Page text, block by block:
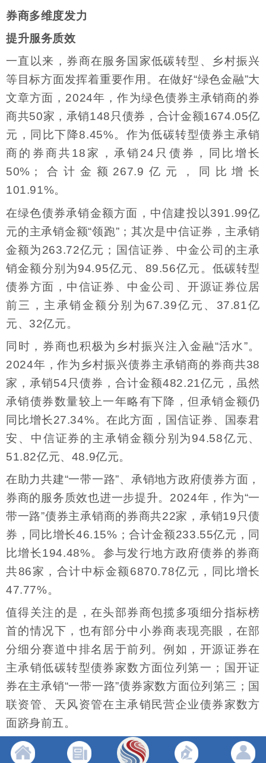
券商多维度发力
提升服务质效
一直以来，券商在服务国家低碳转型、乡村振兴
等目标方面发挥着重要作用。在做好“绿色金融”大
文章方面，2024年，作为绿色债券主承销商的券
商共50家，承销148只债券，合计金额1674.05亿
元，同比下降8.45%。作为低碳转型债券主承销
商的券商共18家，承销24只债券，同比增长
50%；合计金额267.9亿元，同比增长
101.91%。
在绿色债券承销金额方面，中信建投以391.99亿
元的主承销金额“领跑”；其次是中信证券，主承销
金额为263.72亿元；国信证券、中金公司的主承
销金额分别为94.95亿元、89.56亿元。低碳转型
债券方面，中信证券、中金公司、开源证券位居
前三，主承销金额分别为67.39亿元、37.81亿
元、32亿元。
同时，券商也积极为乡村振兴注入金融“活水”。
2024年，作为乡村振兴债券主承销商的券商共38
家，承销54只债券，合计金额482.21亿元，虽然
承销债券数量较上一年略有下降，但承销金额仍
同比增长27.34%。在此方面，国信证券、国泰君
安、中信证券的主承销金额分别为94.58亿元、
51.82亿元、48.9亿元。
在助力共建“一带一路”、承销地方政府债券方面，
券商的服务质效也进一步提升。2024年，作为“一
带一路”债券主承销商的券商共22家，承销19只债
券，同比增长46.15%；合计金额233.55亿元，同
比增长194.48%。参与发行地方政府债券的券商
共86家，合计中标金额6870.78亿元，同比增长
47.77%。
值得关注的是，在头部券商包揽多项细分指标榜
首的情况下，也有部分中小券商表现亮眼，在部
分细分赛道中排名居于前列。例如，开源证券在
主承销低碳转型债券家数方面位列第一；国开证
券在主承销“一带一路”债券家数方面位列第三；国
联资管、天风资管在主承销民营企业债券家数方
面跻身前五。